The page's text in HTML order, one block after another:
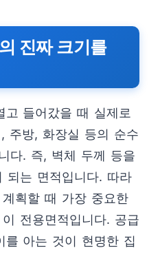
진짜 크기를
고 들어갔을 때 실제로
주방, 화장실 등의 순수
다. 즉, 벽체 두께 등을
되는 면적입니다. 따라
획할 때 가장 중요한
전용면적입니다. 공급
를 아는 것이 현명한 집